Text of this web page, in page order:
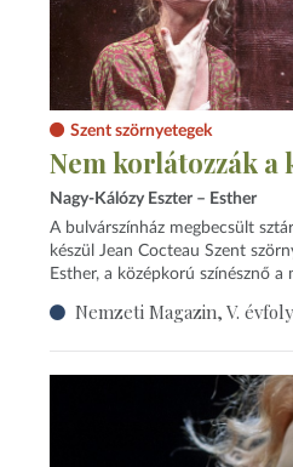
Szent szörnyetegek
Nem korlátozzák a
Nagy-Kálózy Eszter – Esther
A bulvárszínház megbecsült
készül Jean Cocteau Szent
Esther, a középkorú színésznő a
Nemzeti Magazin, V.